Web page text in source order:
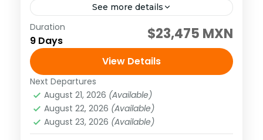
See more details
Visitando: Lima, Cusco, Valle Sagrado,
Machu Picchu y Puno Salidas: Diarias
(garantizadas con un mínimo de dos
personas adultas) hasta el 20 de
diciembre del...
América,Sudamérica
Media
1 Person
Duration
9 Days $23,475 MXN
View Details
Next Departures
August 21, 2026 (Available)
August 22, 2026 (Available)
August 23, 2026 (Available)